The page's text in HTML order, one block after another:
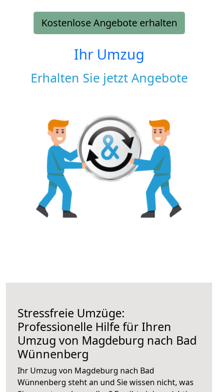
Kostenlose Angebote erhalten
Ihr Umzug
Erhalten Sie jetzt Angebote
Stressfreie Umzüge:
Professionelle Hilfe für Ihren
Umzug von Magdeburg nach Bad
Wünnenberg
Ihr Umzug von Magdeburg nach Bad
Wünnenberg steht an und Sie wissen nicht, was